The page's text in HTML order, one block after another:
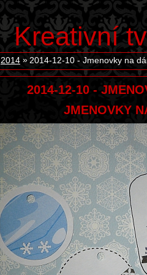
Kreativní
2014 2014-12-10 - Jmenovky na
2014-12-10 -
JMENOVKY